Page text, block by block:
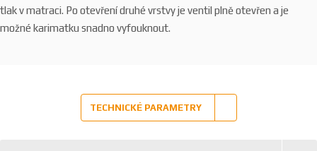
tlak v matraci. Po otevření druhé vrstvy je ventil plně otevřen a je
možné karimatku snadno vyfouknout.
TECHNICKÉ PARAMETRY